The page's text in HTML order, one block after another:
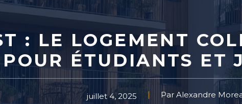
: LE LOGEMENT
POUR ÉTUDIANTS ET
juillet 4, 2025 Par Alexandre